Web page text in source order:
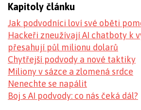
Kapitoly článku
Jak podvodníci loví své oběti
Hackeři zneužívají AI chatboty k
přesahují půl milionu dolarů
Chytřejší podvody a nové taktiky
Miliony v sázce a zlomená srdce
Nenechte se napálit
Boj s AI podvody: co nás čeká dál?